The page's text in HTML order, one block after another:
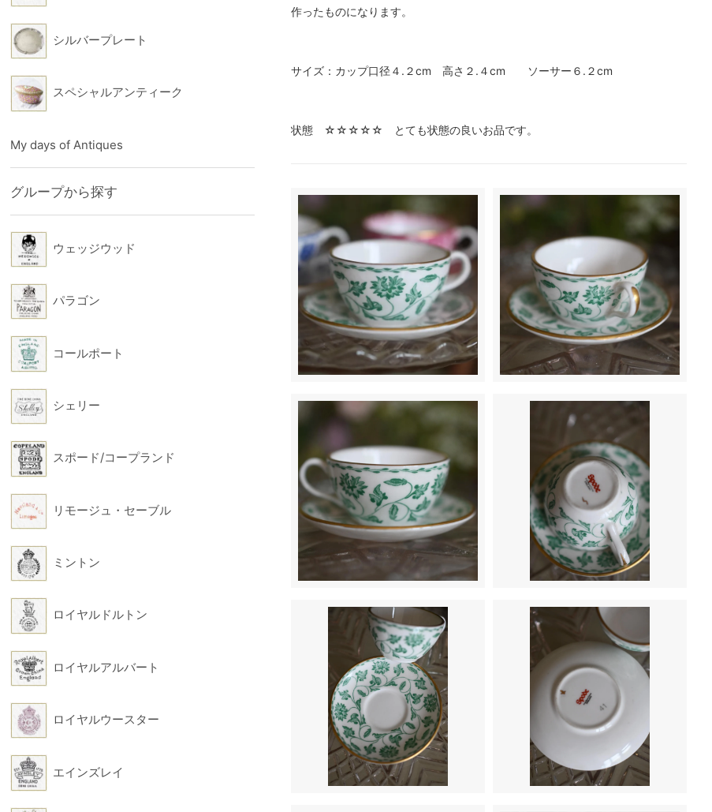
作ったものになります。
サイズ：カップ口径４.２cm 高さ２.４cm ソーサー６.２cm
状態 ☆☆☆☆☆ とても状態の良いお品です。
シルバープレート
スペシャルアンティーク
My days of Antiques
グループから探す
ウェッジウッド
パラゴン
コールポート
シェリー
スポード/コープランド
リモージュ・セーブル
ミントン
ロイヤルドルトン
ロイヤルアルバート
ロイヤルウースター
エインズレイ